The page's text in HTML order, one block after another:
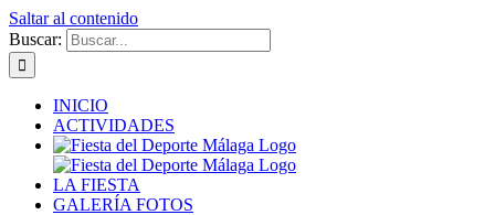
Saltar al contenido
Buscar:
INICIO
ACTIVIDADES
LA FIESTA
GALERÍA FOTOS